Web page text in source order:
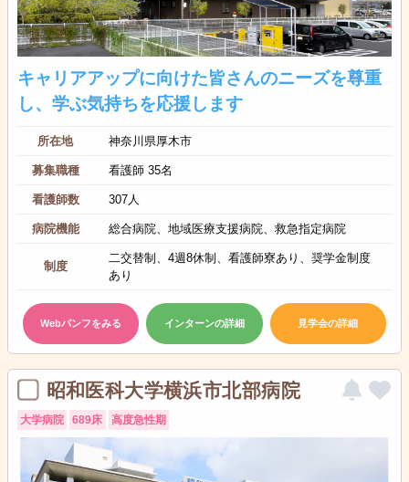
キャリアアップに向けた皆さんのニーズを尊重
し、学ぶ気持ちを応援します
所在地 神奈川県厚木市
募集職種 看護師 35名
看護師数 307人
病院機能 総合病院、地域医療支援病院、救急指定病院
制度
二交替制、4週8休制、看護師寮あり、奨学金制度
あり
Webパンフをみる インターンの詳細 見学会の詳細
昭和医科大学横浜市北部病院
大学病院 689床 高度急性期